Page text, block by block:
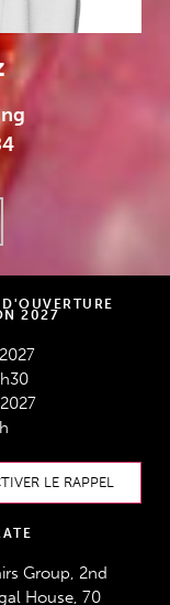
D'OUVERTURE
2027
LE RAPPEL
Group, 2nd
House, 70